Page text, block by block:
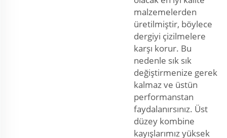
malzemelerden
üretilmiştir, böylece
dergiyi çizilmelere
karşı korur. Bu
nedenle sık sık
değiştirmenize gerek
kalmaz ve üstün
performanstan
faydalanırsınız. Üst
düzey kombine
kayışlarımız yüksek